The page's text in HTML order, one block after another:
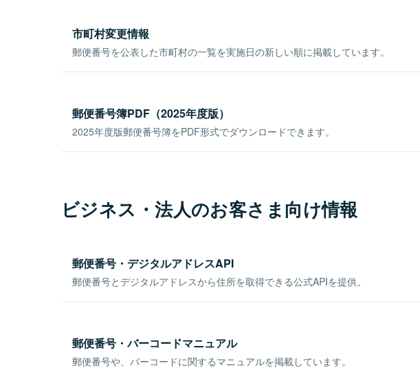
市町村変更情報
郵便番号を公表した市町村の一覧を実施日の新しい順に掲載しています。
郵便番号簿PDF（2025年度版）
2025年度版郵便番号簿をPDF形式でダウンロードできます。
ビジネス・法人のお客さま向け情報
郵便番号・デジタルアドレスAPI
郵便番号とデジタルアドレスから住所を取得できる公式APIを提供。
郵便番号・バーコードマニュアル
郵便番号や、バーコードに関するマニュアルを掲載しています。